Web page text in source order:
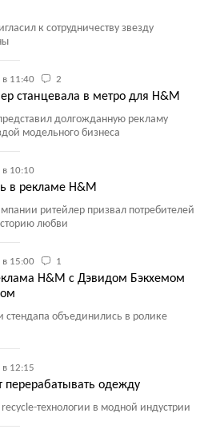
к сотрудничеству звезду
11:40 2
станцевала в метро для H&M
долгожданную рекламу
модельного бизнеса
в 10:10
в рекламе H&M
ритейлер призвал потребителей
любви
15:00 1
H&M с Дэвидом Бэкхемом
стендапа объединились в ролике
12:15
перерабатывать одежду
технологии в модной индустрии